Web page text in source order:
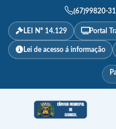
(67)99820-
LEI Nº 14.129 Portal
Lei de acesso á informação